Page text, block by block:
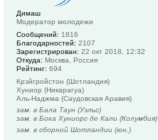
Димаш
Модератор молодежи
Сообщений: 1816
Благодарностей: 2107
Зарегистрирован: 22 окт 2018, 12:32
Откуда: Москва, Россия
Рейтинг: 694
Крэйгройстон (Шотландия)
Хуниор (Никарагуа)
Аль-Наджма (Саудовская Аравия)
зам. в Бала Таун (Уэльс)
зам. в Бока Хуниорс де Кали (Колумбия)
зам. в сборной Шотландии (юн.)